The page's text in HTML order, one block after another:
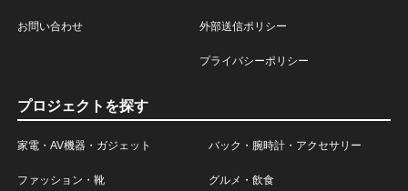
お問い合わせ 外部送信ポリシー
プライバシーポリシー
プロジェクトを探す
家電・AV機器・ガジェット バック・腕時計・アクセサリー
ファッション・靴 グルメ・飲食